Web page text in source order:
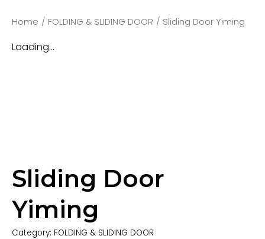
Home / FOLDING & SLIDING DOOR / Sliding Door Yiming
Loading...
Sliding Door
Yiming
Category: FOLDING & SLIDING DOOR